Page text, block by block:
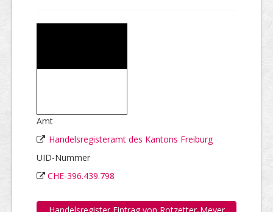
Amt
Handelsregisteramt des Kantons Freiburg
UID-Nummer
CHE-396.439.798